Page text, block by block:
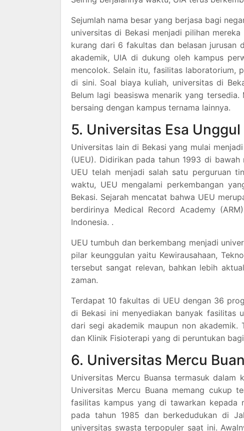
Sejumlah nama besar yang berjasa bagi
universitas di Bekasi menjadi pilihan
kurang dari 6 fakultas dan belasan jurusan
akademik, UIA di dukung oleh kampus
mencolok. Selain itu, fasilitas laboratorium,
di sini. Soal biaya kuliah, universitas di
Belum lagi beasiswa menarik yang
bersaing dengan kampus ternama lainnya.
5. Universitas Esa Unggul
Universitas lain di Bekasi yang mulai
(UEU). Didirikan pada tahun 1993 di bawah
UEU telah menjadi salah satu perguruan
waktu, UEU mengalami perkembangan
Bekasi. Sejarah mencatat bahwa UEU
berdirinya Medical Record Academy
Indonesia. .
UEU tumbuh dan berkembang menjadi
pilar keunggulan yaitu Kewirausahaan,
tersebut sangat relevan, bahkan lebih
zaman.
Terdapat 10 fakultas di UEU dengan 36
di Bekasi ini menyediakan banyak fasilitas
dari segi akademik maupun non
dan Klinik Fisioterapi yang di peruntukan
6. Universitas Mercu
Universitas Mercu Buansa termasuk
Universitas Mercu Buana memang cukup
fasilitas kampus yang di tawarkan kepada
pada tahun 1985 dan berkedudukan di
universitas swasta terpopuler saat ini.